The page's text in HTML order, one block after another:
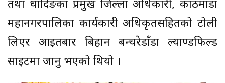
तथा धादिङका प्रमुख जिल्ला अधिकारी, काठमाडौं
महानगरपालिका कार्यकारी अधिकृतसहितको टोली
लिएर आइतबार बिहान बन्चरेडाँडा ल्याण्डफिल्ड
साइटमा जानु भएको थियो ।